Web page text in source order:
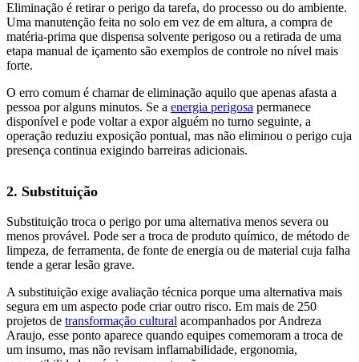
Eliminação é retirar o perigo da tarefa, do processo ou do ambiente.
Uma manutenção feita no solo em vez de em altura, a compra de
matéria-prima que dispensa solvente perigoso ou a retirada de uma
etapa manual de içamento são exemplos de controle no nível mais
forte.
O erro comum é chamar de eliminação aquilo que apenas afasta a
pessoa por alguns minutos. Se a energia perigosa permanece
disponível e pode voltar a expor alguém no turno seguinte, a
operação reduziu exposição pontual, mas não eliminou o perigo cuja
presença continua exigindo barreiras adicionais.
2. Substituição
Substituição troca o perigo por uma alternativa menos severa ou
menos provável. Pode ser a troca de produto químico, de método de
limpeza, de ferramenta, de fonte de energia ou de material cuja falha
tende a gerar lesão grave.
A substituição exige avaliação técnica porque uma alternativa mais
segura em um aspecto pode criar outro risco. Em mais de 250
projetos de transformação cultural acompanhados por Andreza
Araujo, esse ponto aparece quando equipes comemoram a troca de
um insumo, mas não revisam inflamabilidade, ergonomia,